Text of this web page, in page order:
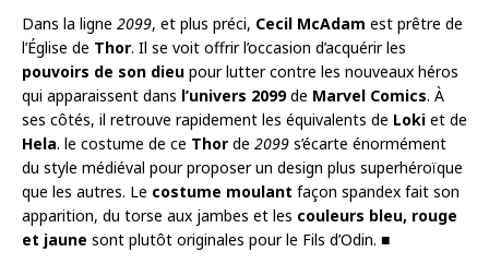
Dans la ligne 2099, et plus préci, Cecil McAdam est prêtre de
l’Église de Thor. Il se voit offrir l’occasion d’acquérir les
pouvoirs de son dieu pour lutter contre les nouveaux héros
qui apparaissent dans l’univers 2099de Marvel Comics. À
ses côtés, il retrouve rapidement les équivalents de Loki et de
Hela. le costume de ce Thor de 2099 s’écarte énormément
du style médiéval pour proposer un design plus superhéroïque
que les autres. Le costume moulant façon spandex fait son
apparition, du torse aux jambes et les couleurs bleu, rouge
et jaune sont plutôt originales pour le Fils d’Odin. ■